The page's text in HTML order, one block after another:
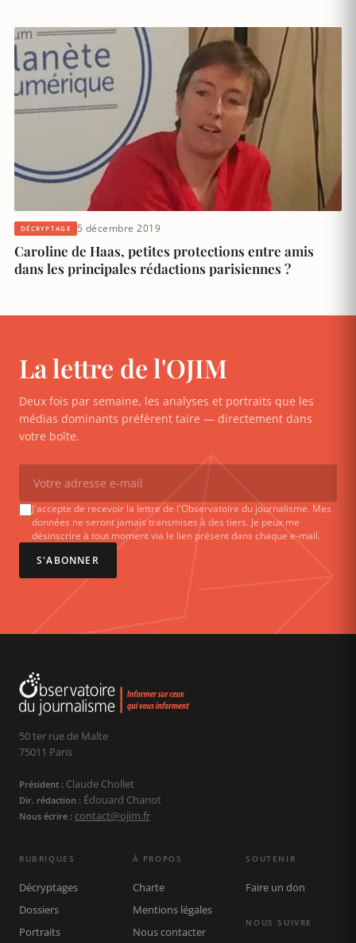
DÉCRYPTAGE 5 décembre 2019
Caroline de Haas, petites protections entre amis
dans les principales rédactions parisiennes ?
La lettre de l'OJIM
Deux fois par semaine, les analyses et portraits que les
médias dominants préfèrent taire — directement dans
votre boîte.
J'accepte de recevoir la lettre de l'Observatoire du journalisme. Mes
données ne seront jamais transmises à des tiers. Je peux me
désinscrire à tout moment via le lien présent dans chaque e-mail.
S'ABONNER
50 ter rue de Malte
75011 Paris
Président : Claude Chollet
Dir. rédaction : Édouard Chanot
Nous écrire : contact@ojim.fr
RUBRIQUES
Décryptages
Dossiers
Portraits
À PROPOS
Charte
Mentions légales
Nous contacter
SOUTENIR
Faire un don
NOUS SUIVRE